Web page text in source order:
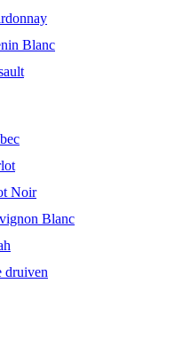
Blanc
Noir
Blanc
druiven